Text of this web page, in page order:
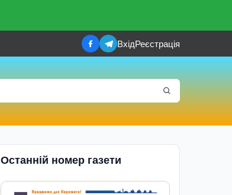
ВхідРеєстрація
Останній номер газети